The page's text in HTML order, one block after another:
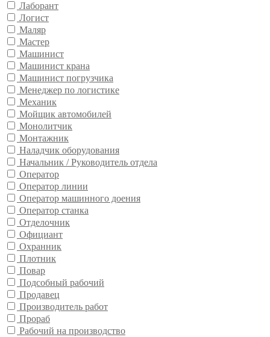
Лаборант
Логист
Маляр
Мастер
Машинист
Машинист крана
Машинист погрузчика
Менеджер по логистике
Механик
Мойщик автомобилей
Монолитчик
Монтажник
Наладчик оборудования
Начальник / Руководитель отдела
Оператор
Оператор линии
Оператор машинного доения
Оператор станка
Отделочник
Официант
Охранник
Плотник
Повар
Подсобный рабочий
Продавец
Производитель работ
Прораб
Рабочий на производство